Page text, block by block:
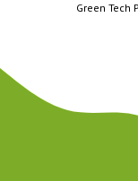
Green Tech